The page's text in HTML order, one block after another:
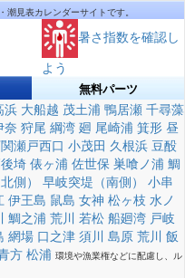
見表カレンダーサイトです。
暑さ指数を確認し
よう
無料パーツ
浜 大船越 茂土浦 鴨居瀬 千尋藻
奈 狩尾 綱湾 廻 尾崎浦 箕形 昼
瀬戸西口 小茂田 久根浜 豆酘
埼 俵ヶ浦 佐世保 巣喰ノ浦 鯛
側） 早岐突堤（南側）
小串
伊王島 鼠島 女神 松ヶ枝 水ノ
鯛之浦 荒川 若松 船廻湾 戸岐
網場 口之津 須川 島原 荒川 飯
方 松浦 環境や漁業権などに配慮し、ル